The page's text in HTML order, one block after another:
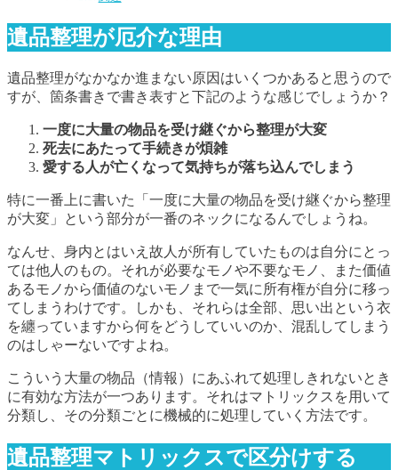
遺品整理が厄介な理由
遺品整理がなかなか進まない原因はいくつかあると思うので
すが、箇条書きで書き表すと下記のような感じでしょうか？
一度に大量の物品を受け継ぐから整理が大変
死去にあたって手続きが煩雑
愛する人が亡くなって気持ちが落ち込んでしまう
特に一番上に書いた「一度に大量の物品を受け継ぐから整理
が大変」という部分が一番のネックになるんでしょうね。
なんせ、身内とはいえ故人が所有していたものは自分にとっ
ては他人のもの。それが必要なモノや不要なモノ、また価値
あるモノから価値のないモノまで一気に所有権が自分に移っ
てしまうわけです。しかも、それらは全部、思い出という衣
を纏っていますから何をどうしていいのか、混乱してしまう
のはしゃーないですよね。
こういう大量の物品（情報）にあふれて処理しきれないとき
に有効な方法が一つあります。それはマトリックスを用いて
分類し、その分類ごとに機械的に処理していく方法です。
遺品整理マトリックスで区分けする